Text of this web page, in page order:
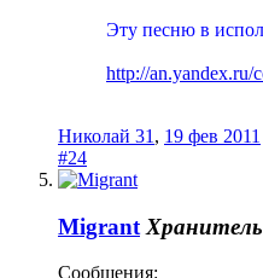
Эту песню в
http://an.yandex.ru/
Николай 31 , 19 фев 2011
#24
Migrant Хранитель
Сообщения: